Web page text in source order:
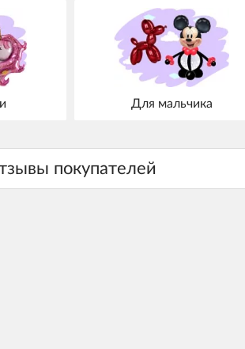
Для мальчика